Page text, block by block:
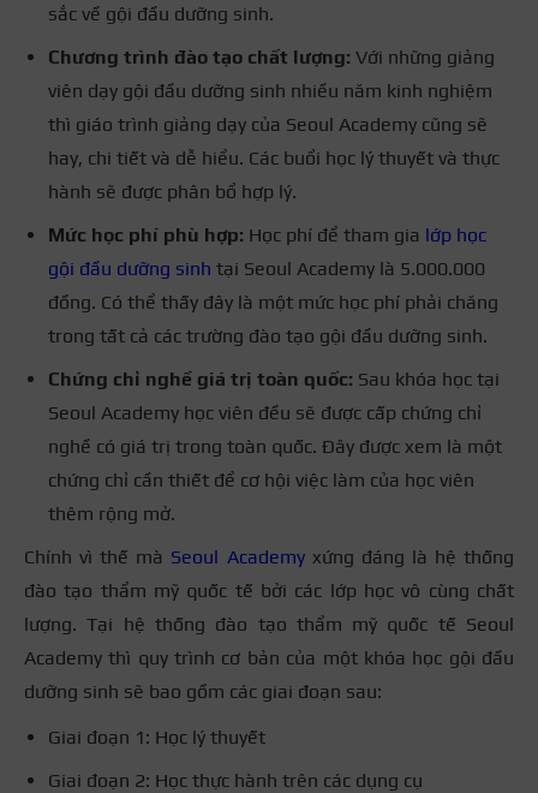
sắc về gội đầu dưỡng sinh.
Chương trình đào tạo chất lượng: Với những giảng
viên dạy gội đầu dưỡng sinh nhiều năm kinh nghiệm
thì giáo trình giảng dạy của Seoul Academy cũng sẽ
hay, chi tiết và dễ hiểu. Các buổi học lý thuyết và thực
hành sẽ được phân bổ hợp lý.
Mức học phí phù hợp: Học phí để tham gia lớp học
gội đầu dưỡng sinh tại Seoul Academy là 5.000.000
đồng. Có thể thấy đây là một mức học phí phải chăng
trong tất cả các trường đào tạo gội đầu dưỡng sinh.
Chứng chỉ nghề giá trị toàn quốc: Sau khóa học tại
Seoul Academy học viên đều sẽ được cấp chứng chỉ
nghề có giá trị trong toàn quốc. Đây được xem là một
chứng chỉ cần thiết để cơ hội việc làm của học viên
thêm rộng mở.
Chính vì thế mà Seoul Academyxứng đáng là hệ thống
đào tạo thẩm mỹ quốc tế bởi các lớp học vô cùng chất
lượng.Tại hệ thống đào tạo thẩm mỹ quốc tế Seoul
Academy thì quy trình cơ bản của một khóa học gội đầu
dưỡng sinh sẽ bao gồm các giai đoạn sau:
Giai đoạn 1: Học lý thuyết
Giai đoạn 2: Học thực hành trên các dụng cụ